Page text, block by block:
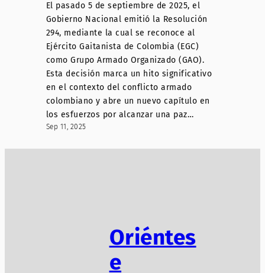
El pasado 5 de septiembre de 2025, el
Gobierno Nacional emitió la Resolución
294, mediante la cual se reconoce al
Ejército Gaitanista de Colombia (EGC)
como Grupo Armado Organizado (GAO).
Esta decisión marca un hito significativo
en el contexto del conflicto armado
colombiano y abre un nuevo capítulo en
los esfuerzos por alcanzar una paz…
Sep 11, 2025
Oriéntes
e